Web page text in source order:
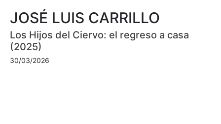
JOSÉ LUIS CARRILLO
Los Hijos del Ciervo: el regreso a casa
(2025)
30/03/2026